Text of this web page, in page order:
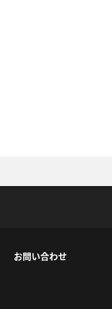
お問い合わせ